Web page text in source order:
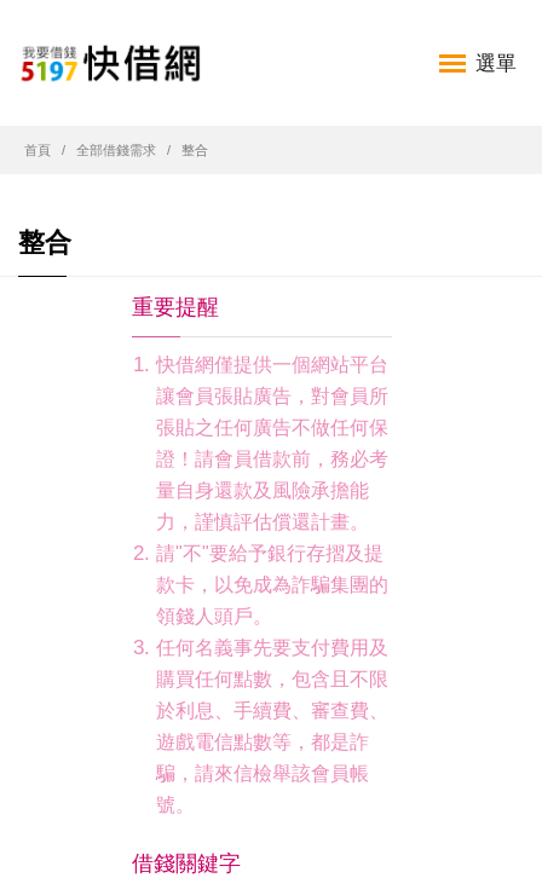
選單
首頁 全部借錢需求 整合
整合
重要提醒
快借網僅提供一個網站平台
讓會員張貼廣告，對會員所
張貼之任何廣告不做任何保
證！請會員借款前，務必考
量自身還款及風險承擔能
力，謹慎評估償還計畫。
請"不"要給予銀行存摺及提
款卡，以免成為詐騙集團的
領錢人頭戶。
任何名義事先要支付費用及
購買任何點數，包含且不限
於利息、手續費、審查費、
遊戲電信點數等，都是詐
騙，請來信檢舉該會員帳
號。
借錢關鍵字